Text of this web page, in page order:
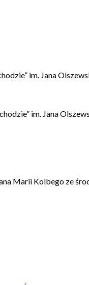
im. Jana
im. Jana
Marii Kolbego ze